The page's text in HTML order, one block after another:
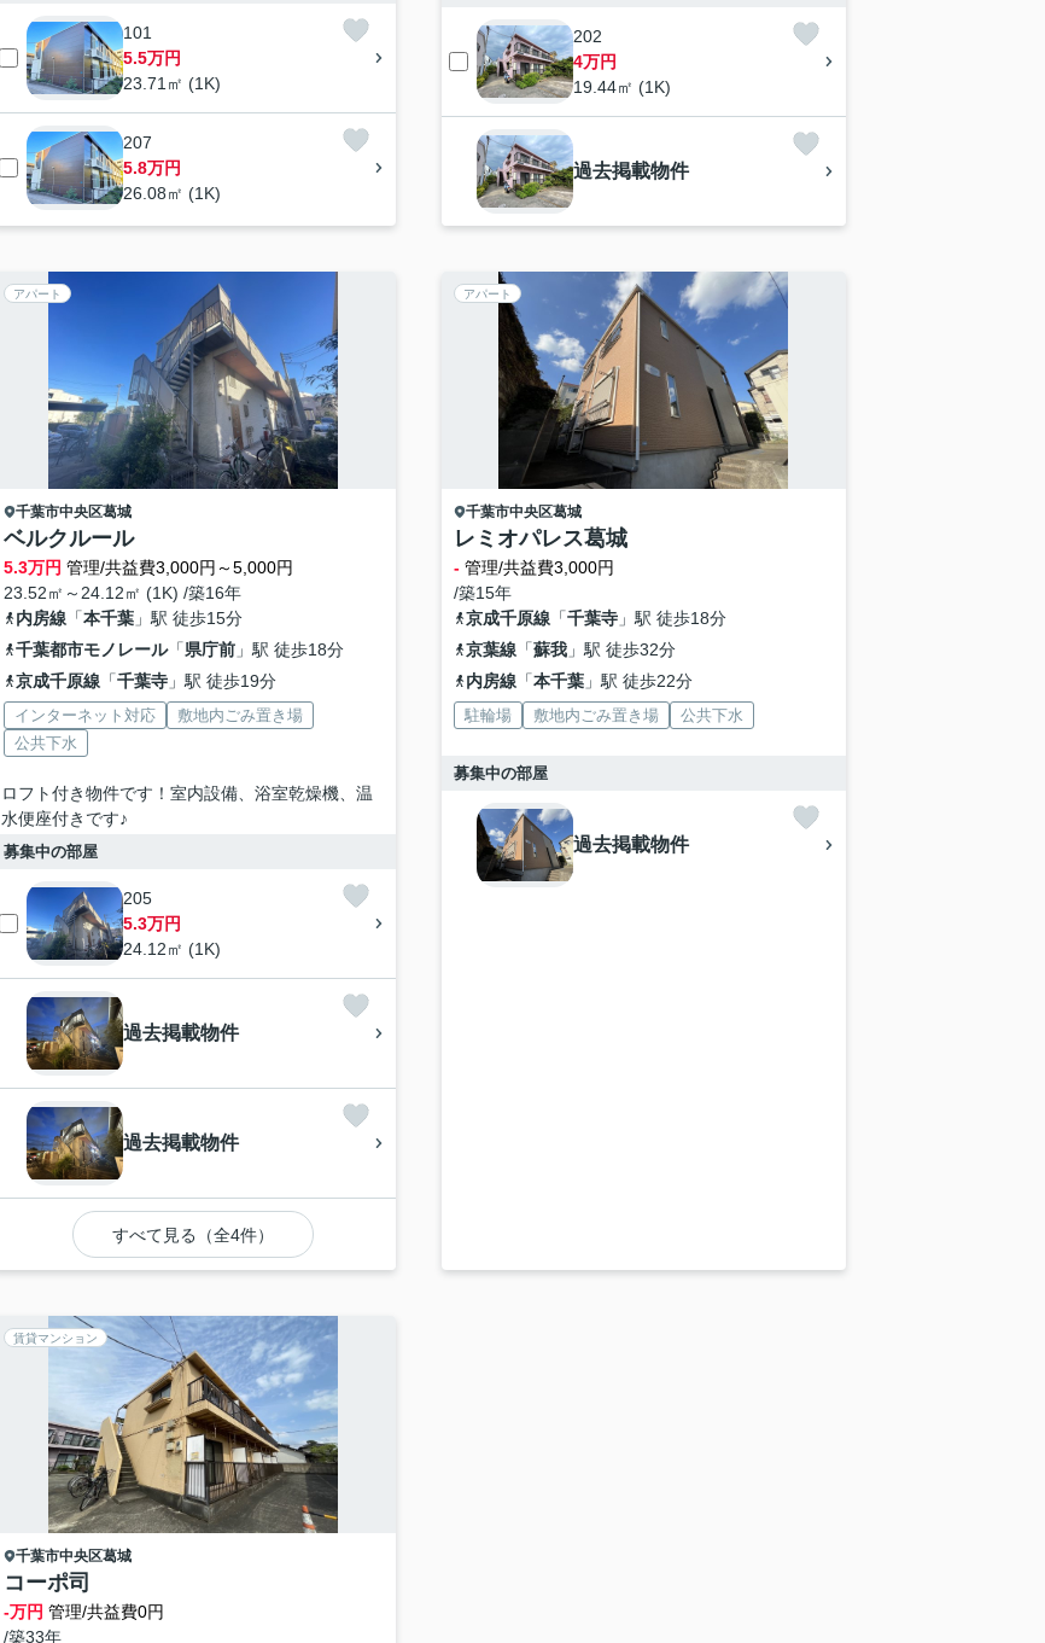
101
5.5万円
23.71㎡ (1K)
207
5.8万円
26.08㎡ (1K)
202
4万円
19.44㎡ (1K)
過去掲載物件
アパート
千葉市中央区葛城
ベルクルール
5.3万円 管理/共益費3,000円～5,000円
23.52㎡～24.12㎡ (1K) /築16年
内房線「本千葉」駅 徒歩15分
千葉都市モノレール「県庁前」駅 徒歩18分
京成千原線「千葉寺」駅 徒歩19分
インターネット対応
敷地内ごみ置き場
公共下水
ロフト付き物件です！室内設備、浴室乾燥機、温
水便座付きです♪
募集中の部屋
205
5.3万円
24.12㎡ (1K)
過去掲載物件
過去掲載物件
すべて見る（全4件）
アパート
千葉市中央区葛城
レミオパレス葛城
- 管理/共益費3,000円
/築15年
京成千原線「千葉寺」駅 徒歩18分
京葉線「蘇我」駅 徒歩32分
内房線「本千葉」駅 徒歩22分
駐輪場 敷地内ごみ置き場 公共下水
募集中の部屋
過去掲載物件
賃貸マンション
千葉市中央区葛城
コーポ司
-万円 管理/共益費0円
/築33年